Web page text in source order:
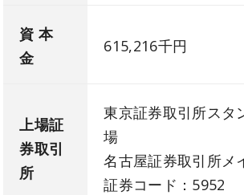
資 本
金
615,216千円
上場証
券取引
所
東京証券取引所スタ
場
名古屋証券取引所メ
証券コード：5952